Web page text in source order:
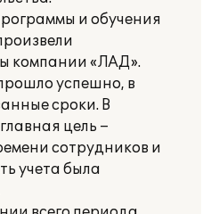
и обучения
компании «ЛАД».
успешно, в
сроки. В
цель –
сотрудников и
учета была